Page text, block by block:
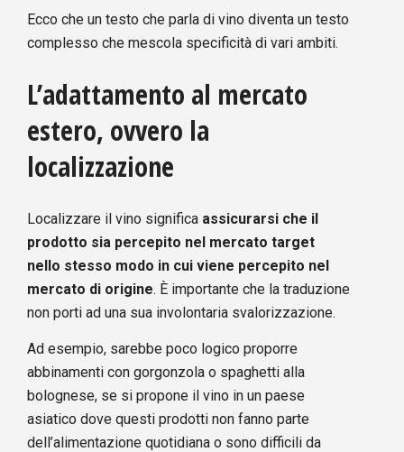
Ecco che un testo che parla di vino diventa un testo
complesso che mescola specificità di vari ambiti.
L’adattamento al mercato
estero, ovvero la
localizzazione
Localizzare il vino significa assicurarsi che il
prodotto sia percepito nel mercato target
nello stesso modo in cui viene percepito nel
mercato di origine. È importante che la traduzione
non porti ad una sua involontaria svalorizzazione.
Ad esempio, sarebbe poco logico proporre
abbinamenti con gorgonzola o spaghetti alla
bolognese, se si propone il vino in un paese
asiatico dove questi prodotti non fanno parte
dell’alimentazione quotidiana o sono difficili da